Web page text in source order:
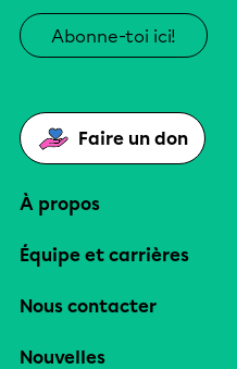
Abonne-toi ici!
Faire un don
À propos
Équipe et carrières
Nous contacter
Nouvelles